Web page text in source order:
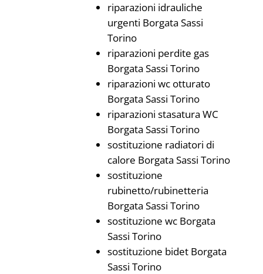
riparazioni idrauliche
urgenti Borgata Sassi
Torino
riparazioni perdite gas
Borgata Sassi Torino
riparazioni wc otturato
Borgata Sassi Torino
riparazioni stasatura WC
Borgata Sassi Torino
sostituzione radiatori di
calore Borgata Sassi Torino
sostituzione
rubinetto/rubinetteria
Borgata Sassi Torino
sostituzione wc Borgata
Sassi Torino
sostituzione bidet Borgata
Sassi Torino